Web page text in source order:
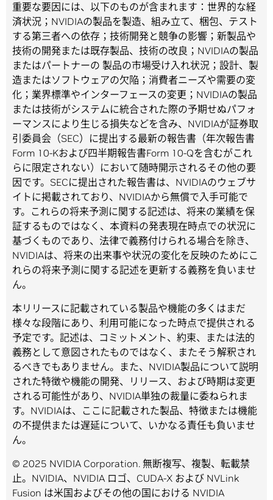
重要な要因には、以下のものが含まれます：世界的な経
済状況；NVIDIAの製品を製造、組み立て、梱包、テスト
する第三者への依存；技術開発と競争の影響；新製品や
技術の開発または既存製品、技術の改良；NVIDIAの製品
またはパートナーの 製品の市場受け入れ状況；設計、製
造またはソフトウェアの欠陥；消費者ニーズや需要の変
化；業界標準やインターフェースの変更；NVIDIAの製品
または技術がシステムに統合された際の予期せぬパフォ
ーマンスにより生じる損失などを含み、NVIDIAが証券取
引委員会（SEC）に提出する最新の報告書（年次報告書
Form 10-Kおよび四半期報告書Form 10-Qを含むがこれ
らに限定されない）において随時開示されるその他の要
因です。SECに提出された報告書は、NVIDIAのウェブサ
イトに掲載されており、NVIDIAから無償で入手可能で
す。これらの将来予測に関する記述は、将来の業績を保
証するものではなく、本資料の発表現在時点での状況に
基づくものであり、法律で義務付けられる場合を除き、
NVIDIAは、将来の出来事や状況の変化を反映のためにこ
れらの将来予測に関する記述を更新する義務を負いませ
ん。
本リリースに記載されている製品や機能の多くはまだ
様々な段階にあり、利用可能になった時点で提供される
予定です。記述は、コミットメント、約束、または法的
義務として意図されたものではなく、またそう解釈され
るべきでもありません。また、NVIDIA製品について説明
された特徴や機能の開発、リリース、および時期は変更
される可能性があり、NVIDIA単独の裁量に委ねられま
す。NVIDIAは、ここに記載された製品、特徴または機能
の不提供または遅延について、いかなる責任も負いませ
ん。
© 2025 NVIDIA Corporation. 無断複写、複製、転載禁
止。NVIDIA、NVIDIA ロゴ、CUDA-X および NVLink
Fusion は米国およびその他の国における NVIDIA